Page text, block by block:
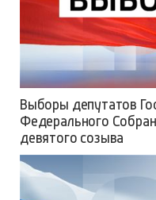
Выборы депутатов
Федерального
девятого созыва